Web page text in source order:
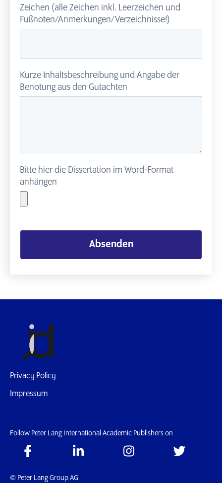
Zeichen (alle Zeichen inkl. Leerzeichen und
Fußnoten/Anmerkungen/Verzeichnisse!)
Kurze Inhaltsbeschreibung und Angabe der
Benotung aus den Gutachten
Bitte hier die Dissertation im Word-Format
anhängen
Privacy Policy
Impressum
© Peter Lang Group AG
Follow Peter Lang International Academic Publishers on